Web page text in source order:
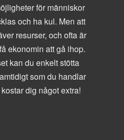
för människor
och ha kul. Men att
resurser, och ofta är
ekonomin att gå ihop.
kan du enkelt stötta
som du handlar
dig något extra!